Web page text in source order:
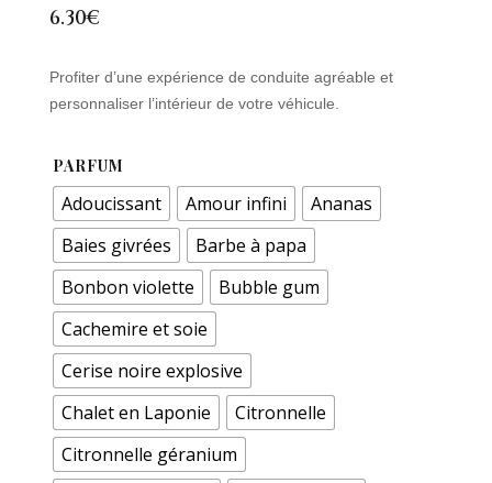
6.30€
Profiter d’une expérience de conduite agréable et
personnaliser l’intérieur de votre véhicule.
PARFUM
Adoucissant Amour infini
Ananas
Baies givrées
Barbe à papa
Bonbon violette
Bubble gum
Cachemire et soie
Cerise noire explosive
Chalet en Laponie
Citronnelle
Citronnelle géranium